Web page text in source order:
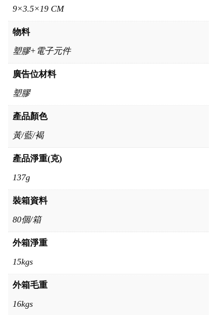
9×3.5×19 CM
物料
塑膠+電子元件
廣告位材料
塑膠
產品顏色
黃/藍/褐
產品淨重(克)
137g
裝箱資料
80個/箱
外箱淨重
15kgs
外箱毛重
16kgs